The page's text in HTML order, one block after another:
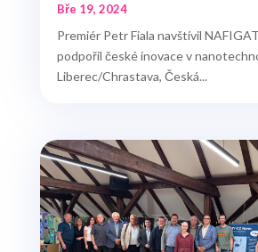
Bře 19, 2024
Premiér Petr Fiala navštívil
podpořil české inovace v
Liberec/Chrastava, Česká...